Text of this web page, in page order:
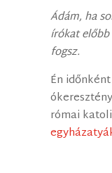
Ádám, ha
írókat
fogsz.
Én
római